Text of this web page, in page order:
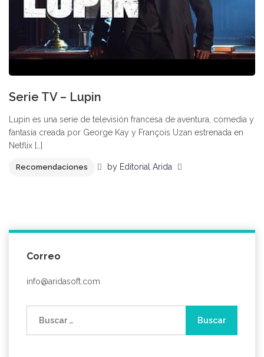
Serie TV – Lupin
Lupin es una serie de televisión francesa de aventura, comedia y
fantasía creada por George Kay y François Uzan estrenada en
Netflix […]
Recomendaciones by Editorial Arida
Correo
info@aridasoft.com